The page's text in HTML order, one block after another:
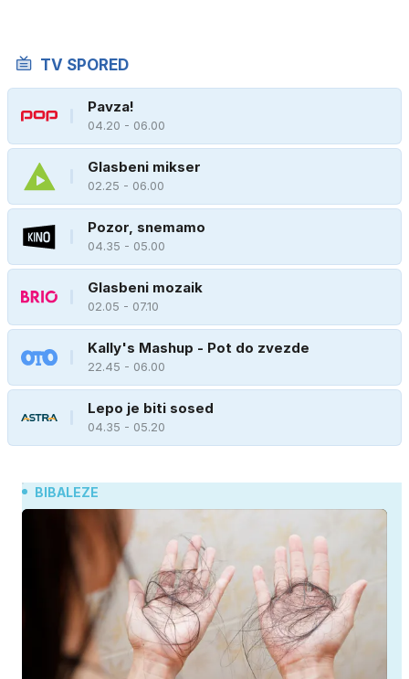
TV SPORED
Pavza!
04.20 - 06.00
Glasbeni mikser
02.25 - 06.00
Pozor, snemamo
04.35 - 05.00
Glasbeni mozaik
02.05 - 07.10
Kally's Mashup - Pot do zvezde
22.45 - 06.00
Lepo je biti sosed
04.35 - 05.20
BIBALEZE